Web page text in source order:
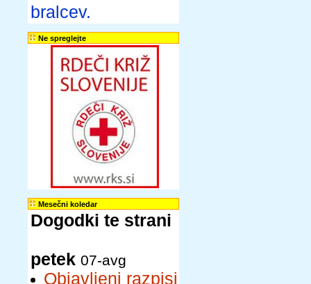
bralcev.
Ne spreglejte
Mesečni koledar
Dogodki te strani
petek 07-avg
Objavljeni razpisi